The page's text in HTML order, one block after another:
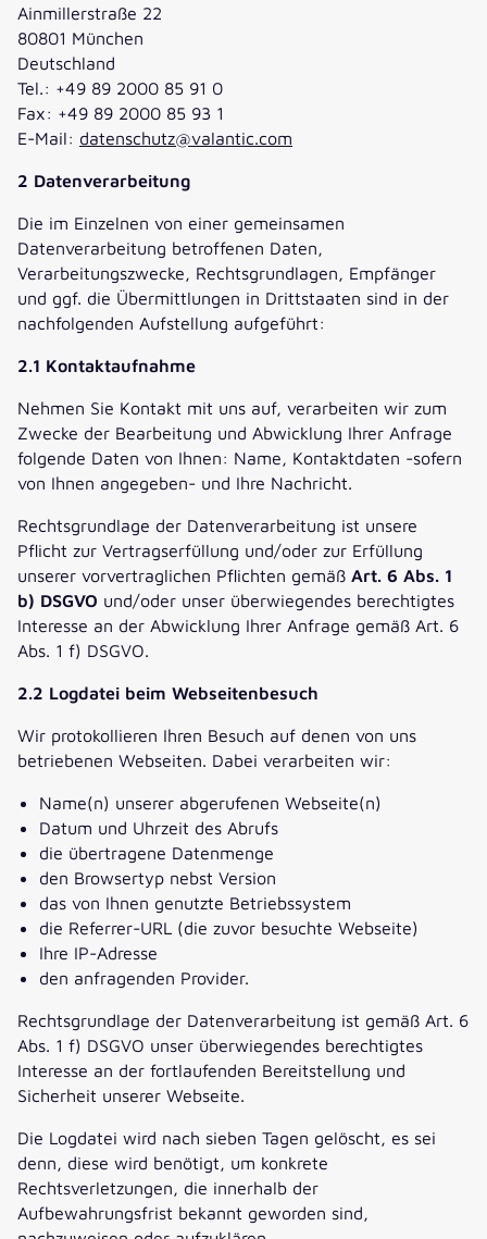
Ainmillerstraße 22
80801 München
Deutschland
Tel.: +49 89 2000 85 91 0
Fax: +49 89 2000 85 93 1
E-Mail: datenschutz@valantic.com
2 Datenverarbeitung
Die im Einzelnen von einer gemeinsamen
Datenverarbeitung betroffenen Daten,
Verarbeitungszwecke, Rechtsgrundlagen, Empfänger
und ggf. die Übermittlungen in Drittstaaten sind in der
nachfolgenden Aufstellung aufgeführt:
2.1 Kontaktaufnahme
Nehmen Sie Kontakt mit uns auf, verarbeiten wir zum
Zwecke der Bearbeitung und Abwicklung Ihrer Anfrage
folgende Daten von Ihnen: Name, Kontaktdaten -sofern
von Ihnen angegeben- und Ihre Nachricht.
Rechtsgrundlage der Datenverarbeitung ist unsere
Pflicht zur Vertragserfüllung und/oder zur Erfüllung
unserer vorvertraglichen Pflichten gemäß Art. 6 Abs. 1
b) DSGVO und/oder unser überwiegendes berechtigtes
Interesse an der Abwicklung Ihrer Anfrage gemäß Art. 6
Abs. 1 f) DSGVO.
2.2 Logdatei beim Webseitenbesuch
Wir protokollieren Ihren Besuch auf denen von uns
betriebenen Webseiten. Dabei verarbeiten wir:
Name(n) unserer abgerufenen Webseite(n)
Datum und Uhrzeit des Abrufs
die übertragene Datenmenge
den Browsertyp nebst Version
das von Ihnen genutzte Betriebssystem
die Referrer-URL (die zuvor besuchte Webseite)
Ihre IP-Adresse
den anfragenden Provider.
Rechtsgrundlage der Datenverarbeitung ist gemäß Art. 6
Abs. 1 f) DSGVO unser überwiegendes berechtigtes
Interesse an der fortlaufenden Bereitstellung und
Sicherheit unserer Webseite.
Die Logdatei wird nach sieben Tagen gelöscht, es sei
denn, diese wird benötigt, um konkrete
Rechtsverletzungen, die innerhalb der
Aufbewahrungsfrist bekannt geworden sind,